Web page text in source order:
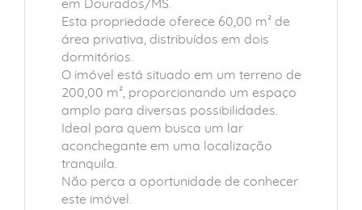
em Dourados/MS.
Esta propriedade oferece 60,00 m² de
área privativa, distribuídos em dois
dormitórios.
O imóvel está situado em um terreno de
200,00 m², proporcionando um espaço
amplo para diversas possibilidades.
Ideal para quem busca um lar
aconchegante em uma localização
tranquila.
Não perca a oportunidade de conhecer
este imóvel.